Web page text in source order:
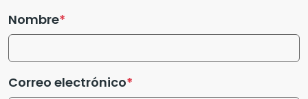
Nombre
Correo electrónico